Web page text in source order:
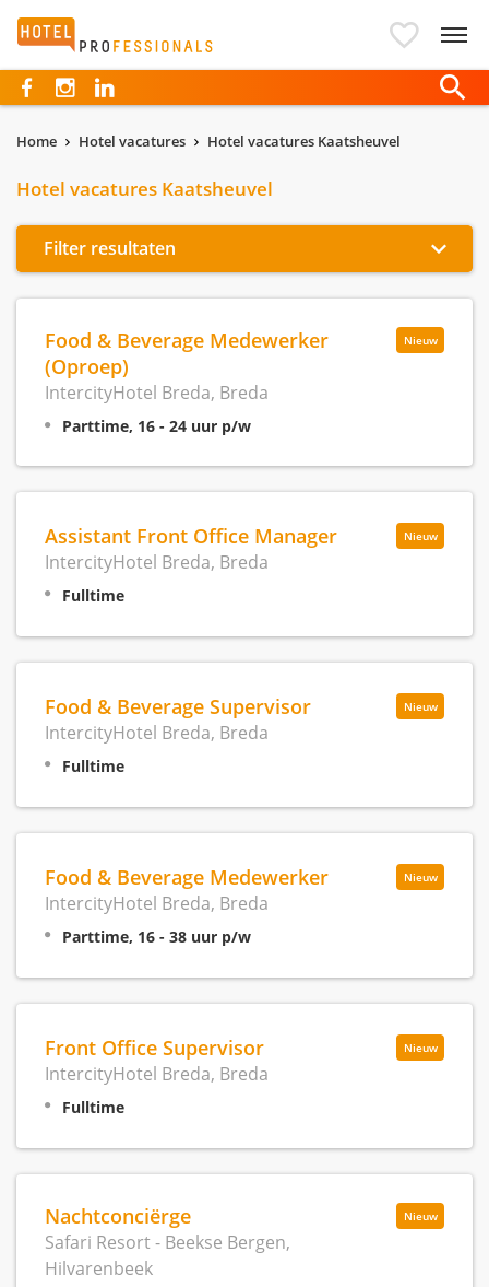
Hotelprofessionals
Home Hotel vacatures Hotel vacatures Kaatsheuvel
Hotel vacatures Kaatsheuvel
Filter resultaten
Nieuw
Food & Beverage Medewerker
(Oproep)
IntercityHotel Breda, Breda
Parttime, 16 - 24 uur p/w
Nieuw
Assistant Front Office Manager
IntercityHotel Breda, Breda
Fulltime
Nieuw
Food & Beverage Supervisor
IntercityHotel Breda, Breda
Fulltime
Nieuw
Food & Beverage Medewerker
IntercityHotel Breda, Breda
Parttime, 16 - 38 uur p/w
Nieuw
Front Office Supervisor
IntercityHotel Breda, Breda
Fulltime
Nieuw
Nachtconciërge
Safari Resort - Beekse Bergen,
Hilvarenbeek